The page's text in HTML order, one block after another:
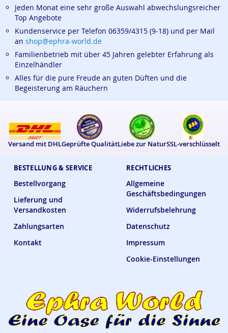
BESTELLUNG & SERVICE
Bestellvorgang
Lieferung und
Versandkosten
Zahlungsarten
Kontakt
RECHTLICHES
Allgemeine
Geschäftsbedingungen
Widerrufsbelehrung
Datenschutz
Impressum
Cookie-Einstellungen
Jeden Monat eine sehr große Auswahl abwechslungsreicher
Top Angebote
Kundenservice per Telefon 06359/4315 (9-18) und per Mail
an shop@ephra-world.de
Familienbetrieb mit über 45 Jahren gelebter Erfahrung als
Einzelhändler
Alles für die pure Freude an guten Düften und die
Begeisterung am Räuchern
Versand mit DHLGeprüfte QualitätLiebe zur NaturSSL-verschlüsselt